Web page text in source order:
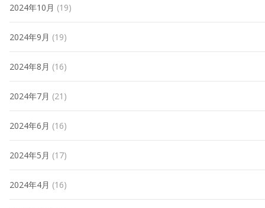
2024年10月 (19)
2024年9月 (19)
2024年8月 (16)
2024年7月 (21)
2024年6月 (16)
2024年5月 (17)
2024年4月 (16)